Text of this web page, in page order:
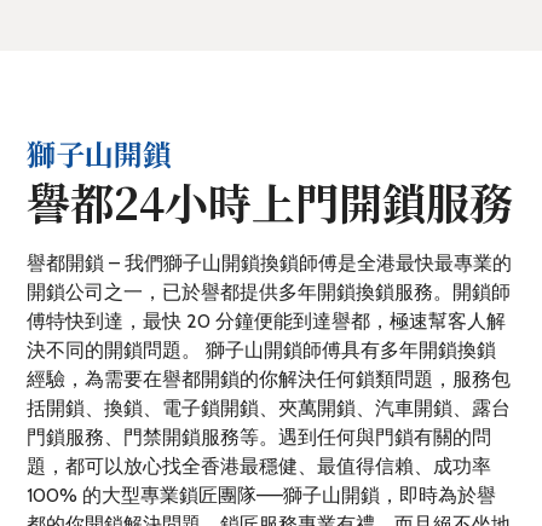
獅子山開鎖
譽都24小時上門開鎖服務
譽都開鎖 – 我們獅子山開鎖換鎖師傅是全港最快最專業的
開鎖公司之一，已於譽都提供多年開鎖換鎖服務。開鎖師
傅特快到達，最快 20 分鐘便能到達譽都，極速幫客人解
決不同的開鎖問題。 獅子山開鎖師傅具有多年開鎖換鎖
經驗，為需要在譽都開鎖的你解決任何鎖類問題，服務包
括開鎖、換鎖、電子鎖開鎖、夾萬開鎖、汽車開鎖、露台
門鎖服務、門禁開鎖服務等。遇到任何與門鎖有關的問
題，都可以放心找全香港最穩健、最值得信賴、成功率
100% 的大型專業鎖匠團隊——獅子山開鎖，即時為於譽